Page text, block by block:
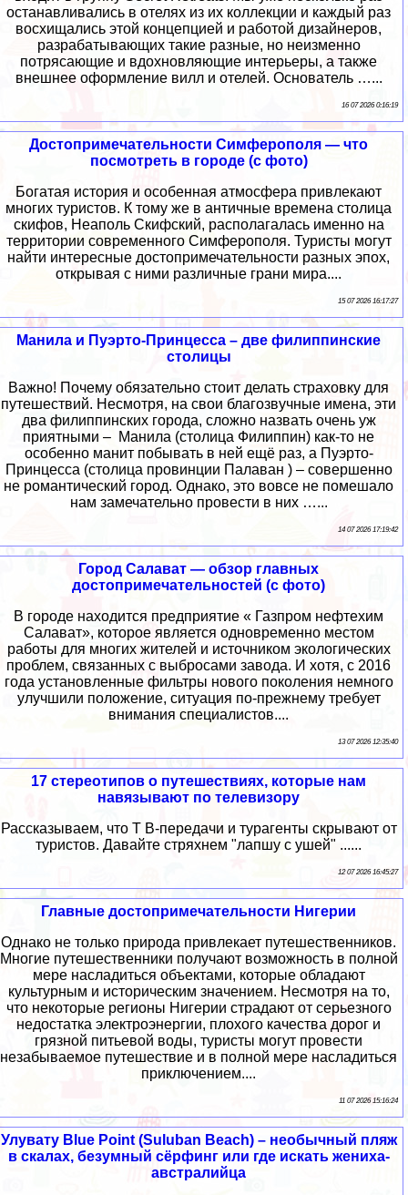
останавливались в отелях из их коллекции и каждый раз
восхищались этой концепцией и работой дизайнеров,
разрабатывающих такие разные, но неизменно
потрясающие и вдохновляющие интерьеры, а также
внешнее оформление вилл и отелей. Основатель …...
16 07 2026 0:16:19
Достопримечательности Симферополя — что
посмотреть в городе (с фото)
Богатая история и особенная атмосфера привлекают
многих туристов. К тому же в античные времена столица
скифов, Неаполь Скифский, располагалась именно на
территории современного Симферополя. Туристы могут
найти интересные достопримечательности разных эпох,
открывая с ними различные грани мира....
15 07 2026 16:17:27
Манила и Пуэрто-Принцесса – две филиппинские
столицы
Важно! Почему обязательно стоит делать страховку для
путешествий. Несмотря, на свои благозвучные имена, эти
два филиппинских города, сложно назвать очень уж
приятными – Манила (столица Филиппин) как-то не
особенно манит побывать в ней ещё раз, а Пуэрто-
Принцесса (столица провинции Палаван ) – совершенно
не романтический город. Однако, это вовсе не помешало
нам замечательно провести в них …...
14 07 2026 17:19:42
Город Салават — обзор главных
достопримечательностей (с фото)
В городе находится предприятие « Газпром нефтехим
Салават», которое является одновременно местом
работы для многих жителей и источником экологических
проблем, связанных с выбросами завода. И хотя, с 2016
года установленные фильтры нового поколения немного
улучшили положение, ситуация по-прежнему требует
внимания специалистов....
13 07 2026 12:35:40
17 стереотипов о путешествиях, которые нам
навязывают по телевизору
Рассказываем, что Т В-передачи и турагенты скрывают от
туристов. Давайте стряхнем "лапшу с ушей" ......
12 07 2026 16:45:27
Главные достопримечательности Нигерии
Однако не только природа привлекает путешественников.
Многие путешественники получают возможность в полной
мере насладиться объектами, которые обладают
культурным и историческим значением. Несмотря на то,
что некоторые регионы Нигерии страдают от серьезного
недостатка электроэнергии, плохого качества дорог и
грязной питьевой воды, туристы могут провести
незабываемое путешествие и в полной мере насладиться
приключением....
11 07 2026 15:16:24
Улувату Blue Point (Suluban Beach) – необычный пляж
в скалах, безумный сёрфинг или где искать жениха-
австралийца